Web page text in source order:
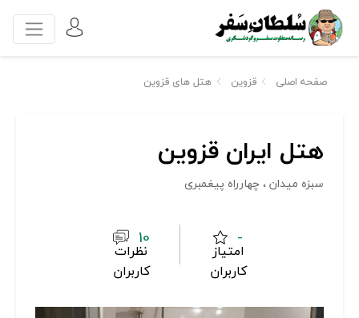
صفحه اصلی قزوین هتل های قزوین
هتل ایران قزوین
سبزه میدان ، چهارراه پیغمبری
-
امتیاز
کاربران
10
نظرات
کاربران